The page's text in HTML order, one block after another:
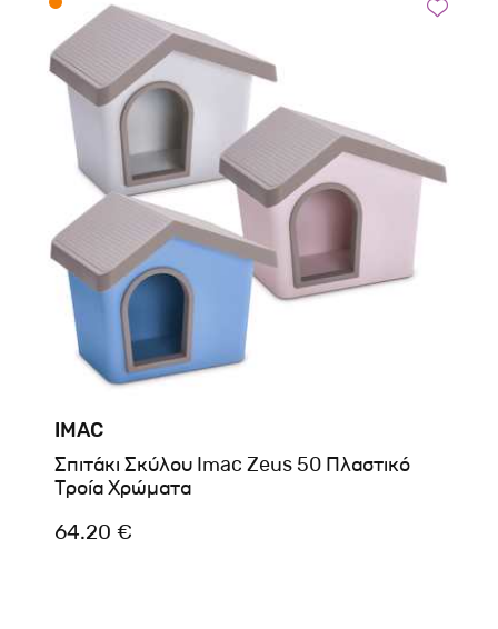
IMAC
Σπιτάκι Σκύλου Imac Zeus 50 Πλαστικό
Τροία Χρώματα
64.20 €